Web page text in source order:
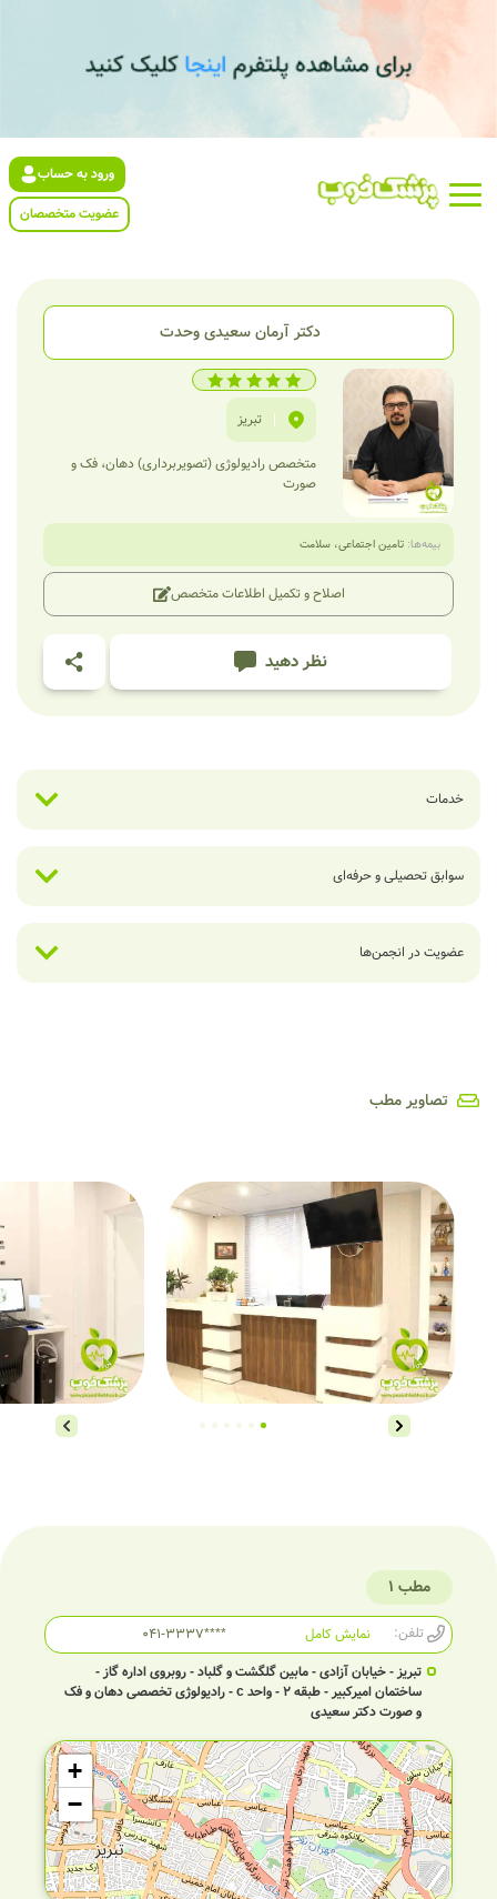
ورود به حساب
عضویت متخصصان
دکتر آرمان سعیدی وحدت
| تبریز
متخصص رادیولوژی (تصویربرداری) دهان، فک و
صورت
بیمه‌ها:تامین اجتماعی، سلامت
اصلاح و تکمیل اطلاعات متخصص
نظر دهید
خدمات
سوابق تحصیلی و حرفه‌ای
عضویت در انجمن‌ها
تصاویر مطب
مطب 1
تلفن: 041-3337****
نمایش کامل
تبریز - خیابان آزادی - مابين گلگشت و گلباد - روبروی اداره گاز -
ساختمان امیرکبیر - طبقه 2 - واحد c - رادیولوژی تخصصی دهان و فک
و صورت دکتر سعیدی
+
−